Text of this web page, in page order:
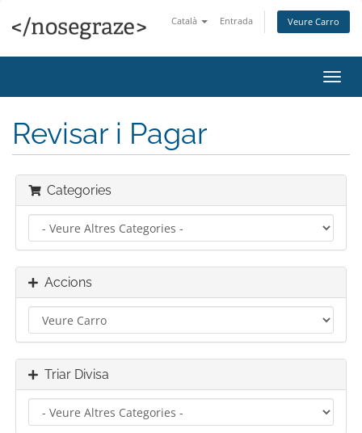
Català Entrada Veure Carro
la
Revisar i Pagar
Categories
Accions
Triar Divisa